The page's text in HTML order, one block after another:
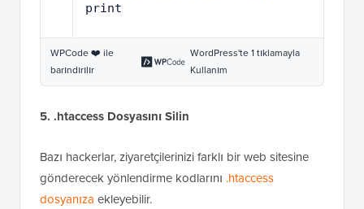
print
WPCode ❤️ ile
barındırılır
WordPress'te 1 tıklamayla
Kullanım
5. .htaccess Dosyasını Silin
Bazı hackerlar, ziyaretçilerinizi farklı bir web sitesine
gönderecek yönlendirme kodlarını .htaccess
dosyanıza ekleyebilir.